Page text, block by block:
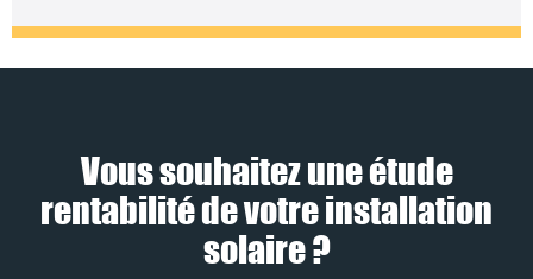
Vous souhaitez une étude
rentabilité de votre installation
solaire ?